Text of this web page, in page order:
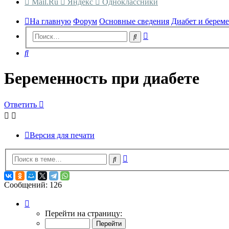
На главную Форум Основные сведения Диабет и
Поиск
Поиск
Беременность при диабете
Ответить
Версия для печати
Поиск
Сообщений: 126
Перейти на страницу: